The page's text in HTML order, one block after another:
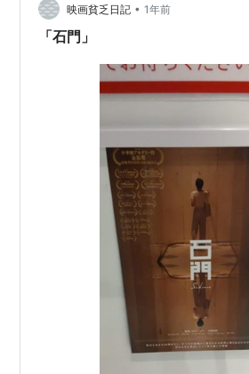
差を描いているようにみえる。しか
債とそれが現代に前景化している状
映画貧乏日記 • 1年前
「石門」